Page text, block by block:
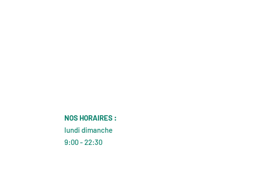
NOS HORAIRES :
lundi dimanche
9:00 - 22:30